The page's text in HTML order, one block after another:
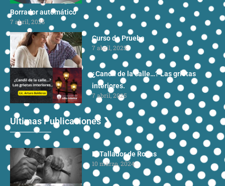
Borrador automático
7 abril, 2025
Curso de Prueba
7 abril, 2025
¿Candil de la calle…? Las grietas
interiores.
7 abril, 2025
Ultimas Publicaciones ❯
El Tallador de Rocas
10 marzo, 2024